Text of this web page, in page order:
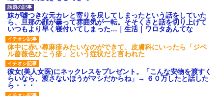
彼女(37)の情欲がえげつない件ｗｗｗｗｗｗｗ
【GJ!】会社から帰宅中、広い駐車場にエンジンかけっ放しの車を
発見。しかも「ヒィ～」みたいな声も聞こえてきたので気になっ
て近寄ったら女の子がおっさんの下敷きになってた
13歳娘が元嫁のところから逃げてきた。どう扱ったらいいのかわ
からない
妹が嘘つきな元カレと寄りを戻してしまったという話をしていた
ら、旦那の顔が曇って雰囲気が一転。そそくさと話を切り上げて
いつもより早く寝付いてしまった…｜生活｜ワロタあんてな
体中に赤い蕁麻疹みたいなのができて、皮膚科にいったら「ジベ
ル薔薇色ひこう疹」という症状だと言われた
彼女(美人女医)にネックレスをプレゼント。「こんな安物を渡すく
らいなら、渡さないほうがマシだからね」→ ６０万したと話した
ら・・・